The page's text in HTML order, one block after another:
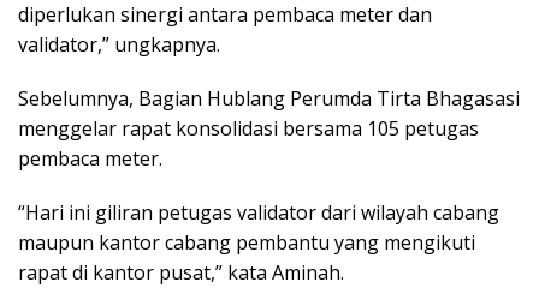
diperlukan sinergi antara pembaca meter dan
validator,” ungkapnya.
Sebelumnya, Bagian Hublang Perumda Tirta Bhagasasi
menggelar rapat konsolidasi bersama 105 petugas
pembaca meter.
“Hari ini giliran petugas validator dari wilayah cabang
maupun kantor cabang pembantu yang mengikuti
rapat di kantor pusat,” kata Aminah.